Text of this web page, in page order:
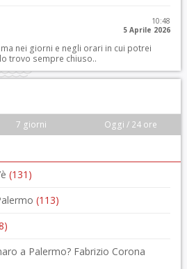
10:48
5 Aprile 2026
nei giorni e negli orari in cui potrei
trovo sempre chiuso..
7 giorni Oggi / 24 ore
(131)
(113)
a Palermo? Fabrizio Corona